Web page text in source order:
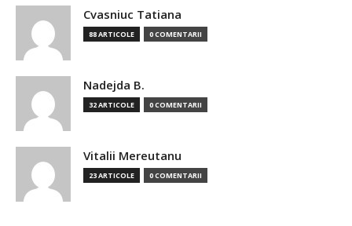
Cvasniuc Tatiana
88 ARTICOLE 0 COMENTARII
Nadejda B.
32 ARTICOLE 0 COMENTARII
Vitalii Mereutanu
23 ARTICOLE 0 COMENTARII